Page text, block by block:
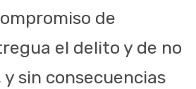
de
el delito y de no
sin consecuencias